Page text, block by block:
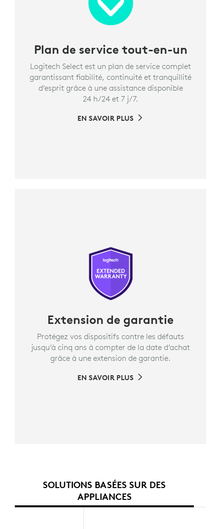
Plan de service tout-en-un
Logitech Select est un plan de service complet
garantissant fiabilité, continuité et tranquillité
d’esprit grâce à une assistance disponible
24 h/24 et 7 j/7.
EN SAVOIR PLUS
Extension de garantie
Protégez vos dispositifs contre les défauts
jusqu’à cinq ans à compter de la date d’achat
grâce à une extension de garantie.
EN SAVOIR PLUS
SOLUTIONS BASÉES SUR DES
APPLIANCES